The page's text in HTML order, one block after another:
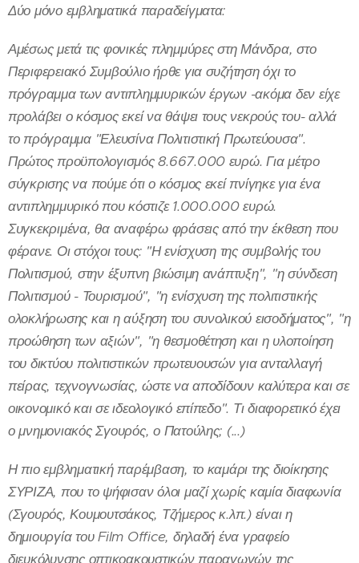
Δύο μόνο εμβληματικά παραδείγματα:
Αμέσως μετά τις φονικές πλημμύρες στη Μάνδρα, στο
Περιφερειακό Συμβούλιο ήρθε για συζήτηση όχι το
πρόγραμμα των αντιπλημμυρικών έργων -ακόμα δεν είχε
προλάβει ο κόσμος εκεί να θάψει τους νεκρούς του- αλλά
το πρόγραμμα "Ελευσίνα Πολιτιστική Πρωτεύουσα".
Πρώτος προϋπολογισμός 8.667.000 ευρώ. Για μέτρο
σύγκρισης να πούμε ότι ο κόσμος εκεί πνίγηκε για ένα
αντιπλημμυρικό που κόστιζε 1.000.000 ευρώ.
Συγκεκριμένα, θα αναφέρω φράσεις από την έκθεση που
φέρανε. Οι στόχοι τους: "Η ενίσχυση της συμβολής του
Πολιτισμού, στην έξυπνη βιώσιμη ανάπτυξη", "η σύνδεση
Πολιτισμού - Τουρισμού", "η ενίσχυση της πολιτιστικής
ολοκλήρωσης και η αύξηση του συνολικού εισοδήματος", "η
προώθηση των αξιών", "η θεσμοθέτηση και η υλοποίηση
του δικτύου πολιτιστικών πρωτευουσών για ανταλλαγή
πείρας, τεχνογνωσίας, ώστε να αποδίδουν καλύτερα και σε
οικονομικό και σε ιδεολογικό επίπεδο". Τι διαφορετικό έχει
ο μνημονιακός Σγουρός, ο Πατούλης; (...)
Η πιο εμβληματική παρέμβαση, το καμάρι της διοίκησης
ΣΥΡΙΖΑ, που το ψήφισαν όλοι μαζί χωρίς καμία διαφωνία
(Σγουρός, Κουμουτσάκος, Τζήμερος κ.λπ.) είναι η
δημιουργία του Film Office, δηλαδή ένα γραφείο
διευκόλυνσης οπτικοακουστικών παραγωγών της